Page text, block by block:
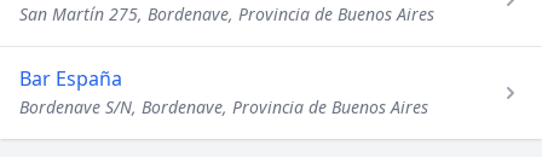
San Martín 275, Bordenave, Provincia de Buenos Aires
Bar España
Bordenave S/N, Bordenave, Provincia de Buenos Aires